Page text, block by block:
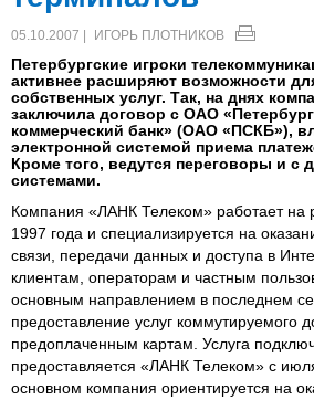
05.10.2007 | ИГОРЬ ПЛОТНИКОВ
Петербургские игроки
активнее расширяют возможности
собственных услуг. Так, на днях
заключила договор с ОАО
коммерческий банк» (ОАО «ПСКБ»),
электронной системой приема
Кроме того, ведутся переговоры и с
системами.
Компания «ЛАНК Телеком» работает на
1997 года и специализируется на
связи, передачи данных и доступа в
клиентам, операторам и частным
основным направлением в последнем
предоставление услуг коммутируемого
предоплаченным картам. Услуга
предоставляется «ЛАНК Телеком» с
основном компания ориентируется на